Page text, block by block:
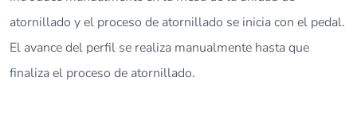
atornillado y el proceso de atornillado se inicia con el pedal.
El avance del perfil se realiza manualmente hasta que
finaliza el proceso de atornillado.